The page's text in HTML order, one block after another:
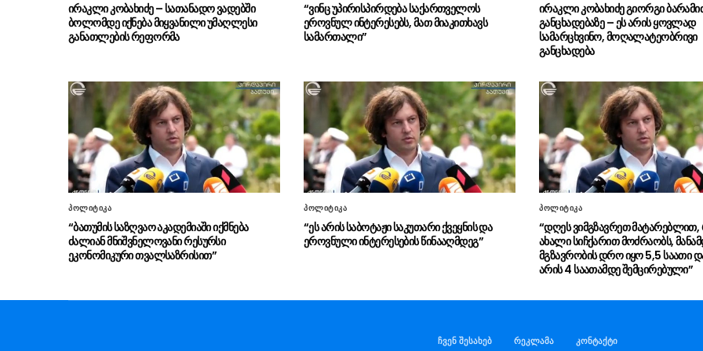
ირაკლი კობახიძე – სათანადო ვადებში
ბოლომდე იქნება მიყვანილი უმაღლესი
განათლების რეფორმა
“ვინც უპირისპირდება საქართველოს
ეროვნულ ინტერესებს, მათ მიაკითხავს
სამართალი”
ირაკლი კობახიძე გიორგი
განცხადებაზე – ეს არის ყოვლად
სამარცხვინო, მოღალატეობრივი
განცხადება
პოლიტიკა
“ბათუმის საზღვაო აკადემიაში იქმნება
ძალიან მნიშვნელოვანი რესურსი
ეკონომიკური თვალსაზრისით”
პოლიტიკა
“ეს არის საბოტაჟი საკუთარი ქვეყნის და
ეროვნული ინტერესების წინააღმდეგ”
პოლიტიკა
“დღეს ვიმგზავრეთ
ახალი სიჩქარით მოძრაობს,
მგზავრობის დრო იყო 5,5 საათი
არის 4 საათამდე შემცირებული”
ჩვენ შესახებ რეკლამა კონტაქტი